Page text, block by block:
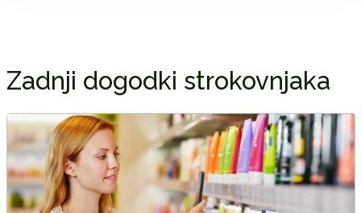
Zadnji dogodki strokovnjaka